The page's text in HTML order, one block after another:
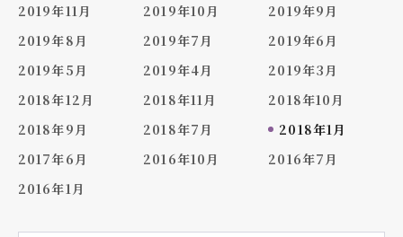
2019年11月
2019年10月
2019年9月
2019年8月
2019年7月
2019年6月
2019年5月
2019年4月
2019年3月
2018年12月
2018年11月
2018年10月
2018年9月
2018年7月
2018年1月
2017年6月
2016年10月
2016年7月
2016年1月